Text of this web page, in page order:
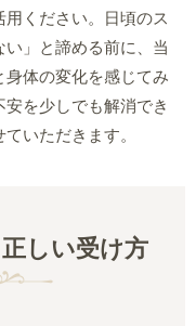
ください。日頃のス
い」と諦める前に、当
身体の変化を感じてみ
を少しでも解消でき
いただきます。
しい受け方